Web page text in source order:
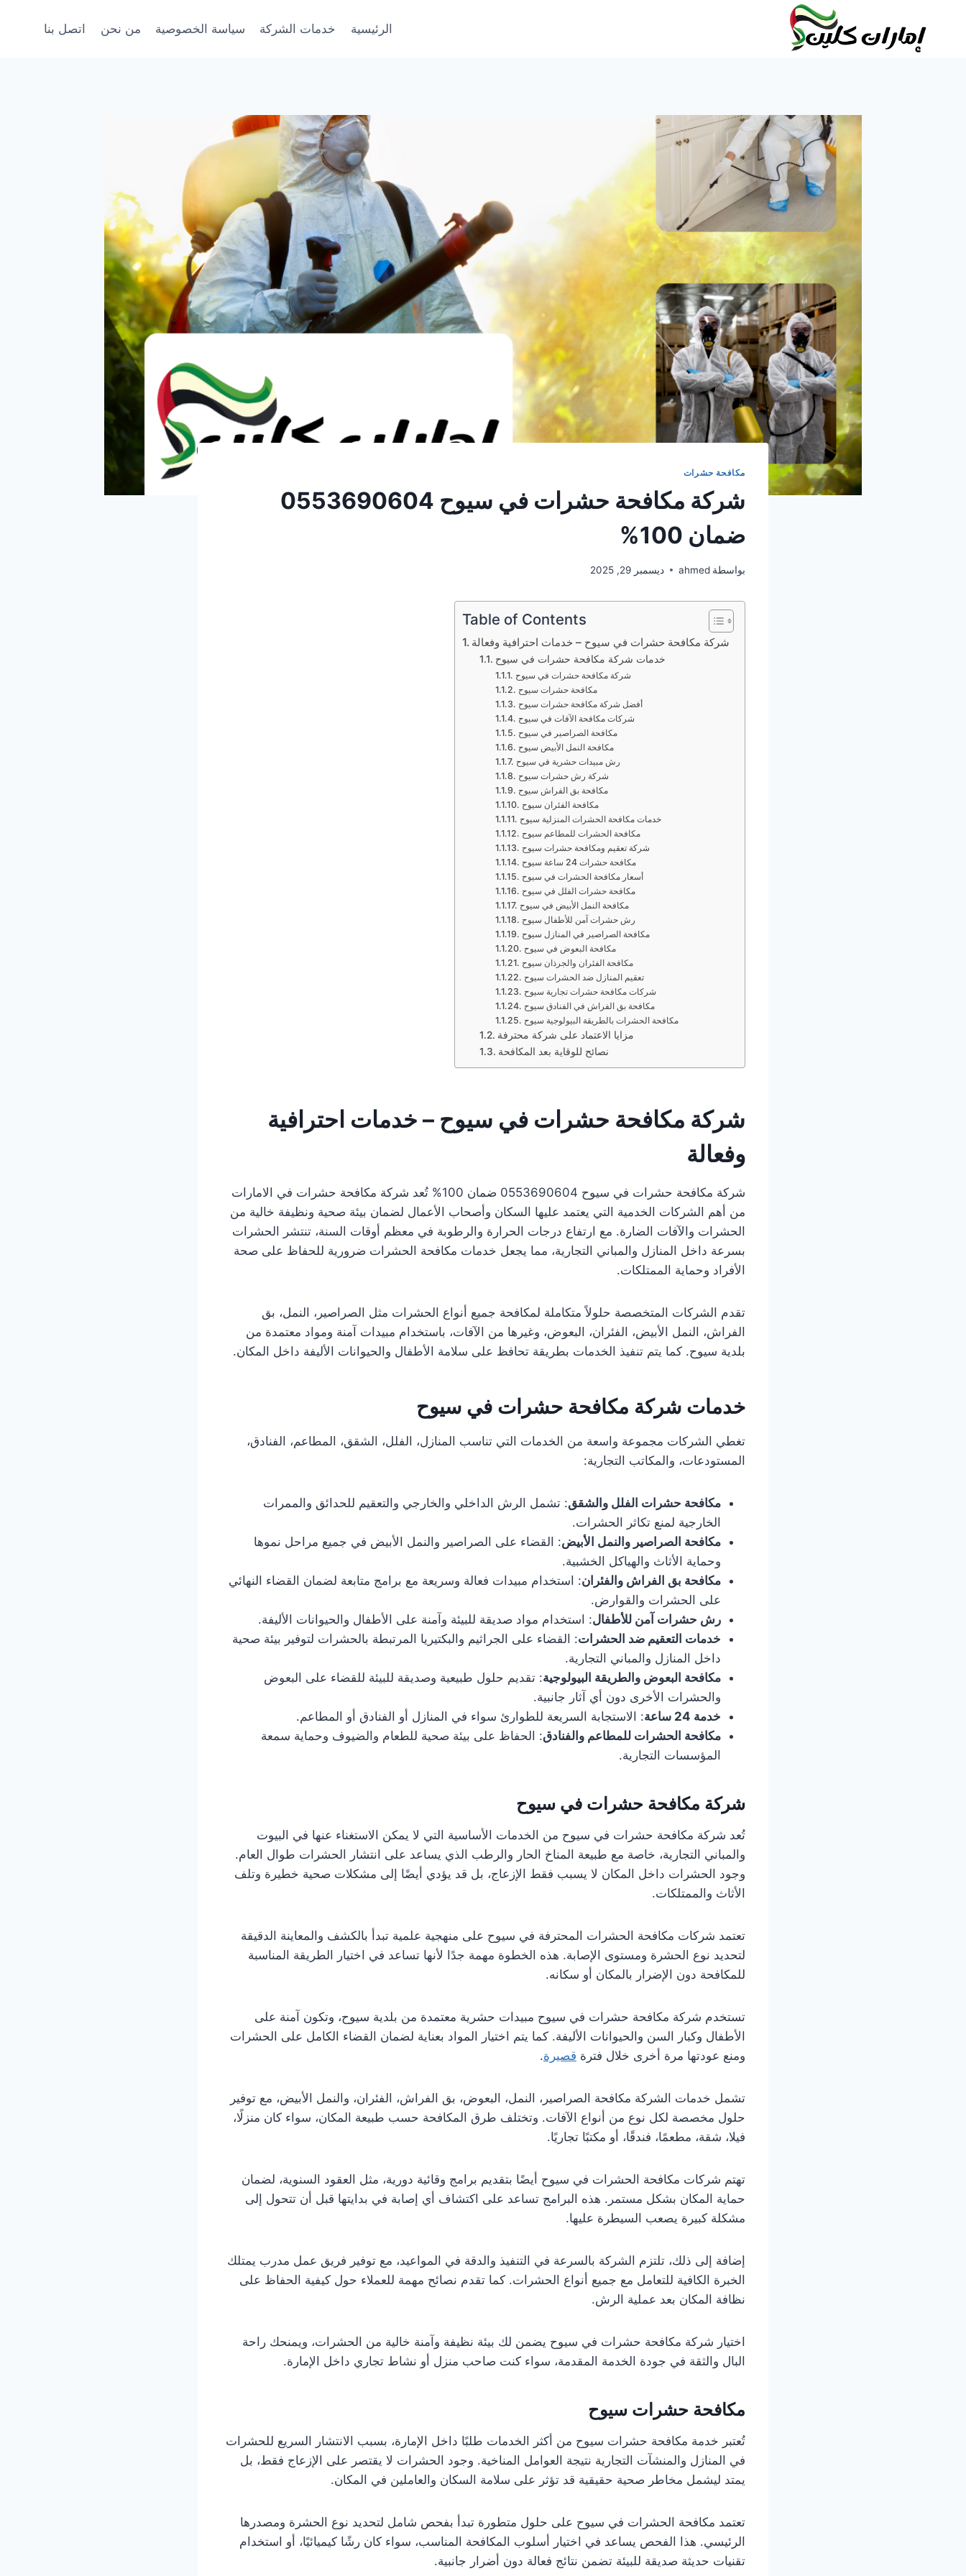
الرئيسية خدمات الشركة سياسة الخصوصية من نحن اتصل بنا
مكافحة حشرات
شركة مكافحة حشرات في سيوح 0553690604
ضمان 100%
بواسطة ahmed ديسمبر 29, 2025
Table of Contents
شركة مكافحة حشرات في سيوح – خدمات احترافية وفعالة
خدمات شركة مكافحة حشرات في سيوح
شركة مكافحة حشرات في سيوح
مكافحة حشرات سيوح
أفضل شركة مكافحة حشرات سيوح
شركات مكافحة الآفات في سيوح
مكافحة الصراصير في سيوح
مكافحة النمل الأبيض سيوح
رش مبيدات حشرية في سيوح
شركة رش حشرات سيوح
مكافحة بق الفراش سيوح
مكافحة الفئران سيوح
خدمات مكافحة الحشرات المنزلية سيوح
مكافحة الحشرات للمطاعم سيوح
شركة تعقيم ومكافحة حشرات سيوح
مكافحة حشرات 24 ساعة سيوح
أسعار مكافحة الحشرات في سيوح
مكافحة حشرات الفلل في سيوح
مكافحة النمل الأبيض في سيوح
رش حشرات آمن للأطفال سيوح
مكافحة الصراصير في المنازل سيوح
مكافحة البعوض في سيوح
مكافحة الفئران والجرذان سيوح
تعقيم المنازل ضد الحشرات سيوح
شركات مكافحة حشرات تجارية سيوح
مكافحة بق الفراش في الفنادق سيوح
مكافحة الحشرات بالطريقة البيولوجية سيوح
مزايا الاعتماد على شركة محترفة
نصائح للوقاية بعد المكافحة
شركة مكافحة حشرات في سيوح – خدمات احترافية
وفعالة
شركة مكافحة حشرات في سيوح 0553690604 ضمان 100% تُعد شركة مكافحة حشرات في الامارات
من أهم الشركات الخدمية التي يعتمد عليها السكان وأصحاب الأعمال لضمان بيئة صحية ونظيفة خالية من
الحشرات والآفات الضارة. مع ارتفاع درجات الحرارة والرطوبة في معظم أوقات السنة، تنتشر الحشرات
بسرعة داخل المنازل والمباني التجارية، مما يجعل خدمات مكافحة الحشرات ضرورية للحفاظ على صحة
الأفراد وحماية الممتلكات.
تقدم الشركات المتخصصة حلولاً متكاملة لمكافحة جميع أنواع الحشرات مثل الصراصير، النمل، بق
الفراش، النمل الأبيض، الفئران، البعوض، وغيرها من الآفات، باستخدام مبيدات آمنة ومواد معتمدة من
بلدية سيوح. كما يتم تنفيذ الخدمات بطريقة تحافظ على سلامة الأطفال والحيوانات الأليفة داخل المكان.
خدمات شركة مكافحة حشرات في سيوح
تغطي الشركات مجموعة واسعة من الخدمات التي تناسب المنازل، الفلل، الشقق، المطاعم، الفنادق،
المستودعات، والمكاتب التجارية:
مكافحة حشرات الفلل والشقق: تشمل الرش الداخلي والخارجي والتعقيم للحدائق والممرات
الخارجية لمنع تكاثر الحشرات.
مكافحة الصراصير والنمل الأبيض: القضاء على الصراصير والنمل الأبيض في جميع مراحل نموها
وحماية الأثاث والهياكل الخشبية.
مكافحة بق الفراش والفئران: استخدام مبيدات فعالة وسريعة مع برامج متابعة لضمان القضاء النهائي
على الحشرات والقوارض.
رش حشرات آمن للأطفال: استخدام مواد صديقة للبيئة وآمنة على الأطفال والحيوانات الأليفة.
خدمات التعقيم ضد الحشرات: القضاء على الجراثيم والبكتيريا المرتبطة بالحشرات لتوفير بيئة صحية
داخل المنازل والمباني التجارية.
مكافحة البعوض والطريقة البيولوجية: تقديم حلول طبيعية وصديقة للبيئة للقضاء على البعوض
والحشرات الأخرى دون أي آثار جانبية.
خدمة 24 ساعة
: الاستجابة السريعة للطوارئ سواء في المنازل أو الفنادق أو المطاعم.
مكافحة الحشرات للمطاعم والفنادق: الحفاظ على بيئة صحية للطعام والضيوف وحماية سمعة
المؤسسات التجارية.
شركة مكافحة حشرات في سيوح
تُعد شركة مكافحة حشرات في سيوح من الخدمات الأساسية التي لا يمكن الاستغناء عنها في البيوت
والمباني التجارية، خاصة مع طبيعة المناخ الحار والرطب الذي يساعد على انتشار الحشرات طوال العام.
وجود الحشرات داخل المكان لا يسبب فقط الإزعاج، بل قد يؤدي أيضًا إلى مشكلات صحية خطيرة وتلف
الأثاث والممتلكات.
تعتمد شركات مكافحة الحشرات المحترفة في سيوح على منهجية علمية تبدأ بالكشف والمعاينة الدقيقة
لتحديد نوع الحشرة ومستوى الإصابة. هذه الخطوة مهمة جدًا لأنها تساعد في اختيار الطريقة المناسبة
للمكافحة دون الإضرار بالمكان أو سكانه.
تستخدم شركة مكافحة حشرات في سيوح مبيدات حشرية معتمدة من بلدية سيوح، وتكون آمنة على
الأطفال وكبار السن والحيوانات الأليفة. كما يتم اختيار المواد بعناية لضمان القضاء الكامل على الحشرات
ومنع عودتها مرة أخرى خلال فترة قصيرة.
تشمل خدمات الشركة مكافحة الصراصير، النمل، البعوض، بق الفراش، الفئران، والنمل الأبيض، مع توفير
حلول مخصصة لكل نوع من أنواع الآفات. وتختلف طرق المكافحة حسب طبيعة المكان، سواء كان منزلًا،
فيلا، شقة، مطعمًا، فندقًا، أو مكتبًا تجاريًا.
تهتم شركات مكافحة الحشرات في سيوح أيضًا بتقديم برامج وقائية دورية، مثل العقود السنوية، لضمان
حماية المكان بشكل مستمر. هذه البرامج تساعد على اكتشاف أي إصابة في بدايتها قبل أن تتحول إلى
مشكلة كبيرة يصعب السيطرة عليها.
إضافة إلى ذلك، تلتزم الشركة بالسرعة في التنفيذ والدقة في المواعيد، مع توفير فريق عمل مدرب يمتلك
الخبرة الكافية للتعامل مع جميع أنواع الحشرات. كما تقدم نصائح مهمة للعملاء حول كيفية الحفاظ على
نظافة المكان بعد عملية الرش.
اختيار شركة مكافحة حشرات في سيوح يضمن لك بيئة نظيفة وآمنة خالية من الحشرات، ويمنحك راحة
البال والثقة في جودة الخدمة المقدمة، سواء كنت صاحب منزل أو نشاط تجاري داخل الإمارة.
مكافحة حشرات سيوح
تُعتبر خدمة مكافحة حشرات سيوح من أكثر الخدمات طلبًا داخل الإمارة، بسبب الانتشار السريع للحشرات
في المنازل والمنشآت التجارية نتيجة العوامل المناخية. وجود الحشرات لا يقتصر على الإزعاج فقط، بل
يمتد ليشمل مخاطر صحية حقيقية قد تؤثر على سلامة السكان والعاملين في المكان.
تعتمد مكافحة الحشرات في سيوح على حلول متطورة تبدأ بفحص شامل لتحديد نوع الحشرة ومصدرها
الرئيسي. هذا الفحص يساعد في اختيار أسلوب المكافحة المناسب، سواء كان رشًا كيميائيًا، أو استخدام
تقنيات حديثة صديقة للبيئة تضمن نتائج فعالة دون أضرار جانبية.